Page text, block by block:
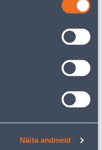
Näita andmeid
RAAM 2-NE VILMA QR
RAAM 1-NE VILMA QR